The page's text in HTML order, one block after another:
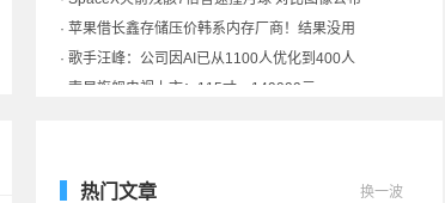
索尼旗舰电视上市：115寸、149999元
热门文章 换一波